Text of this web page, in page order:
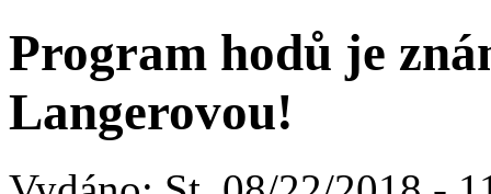
Program hodů je
Langerovou!